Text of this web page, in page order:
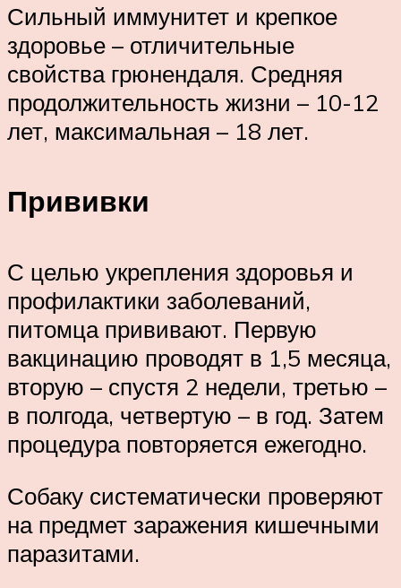
Сильный иммунитет и крепкое
здоровье – отличительные
свойства грюнендаля. Средняя
продолжительность жизни – 10-12
лет, максимальная – 18 лет.
Прививки
С целью укрепления здоровья и
профилактики заболеваний,
питомца прививают. Первую
вакцинацию проводят в 1,5 месяца,
вторую – спустя 2 недели, третью –
в полгода, четвертую – в год. Затем
процедура повторяется ежегодно.
Собаку систематически проверяют
на предмет заражения кишечными
паразитами.